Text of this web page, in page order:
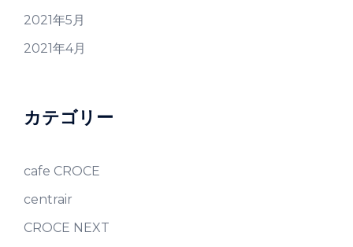
2021年5月
2021年4月
カテゴリー
cafe CROCE
centrair
CROCE NEXT